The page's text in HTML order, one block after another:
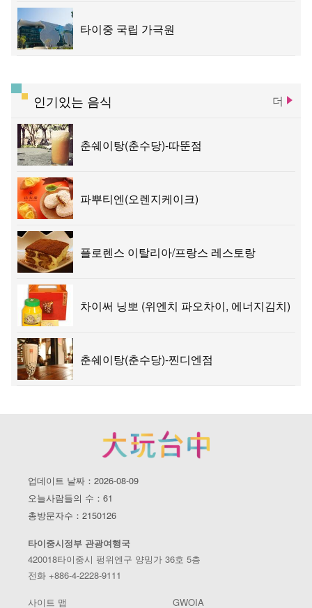
타이중 국립 가극원
인기있는 음식 더
춘쉐이탕(춘수당)-따뚠점
파뿌티엔(오렌지케이크)
플로렌스 이탈리아/프랑스 레스토랑
차이써 닝뽀 (위엔치 파오차이, 에너지김치)
춘쉐이탕(춘수당)-찐디엔점
업데이트 날짜：2026-08-09
오늘사람들의 수：61
총방문자수：2150126
타이중시정부 관광여행국
420018타이중시 펑위엔구 양밍가 36호 5층
전화 +886-4-2228-9111
사이트 맵 GWOIA